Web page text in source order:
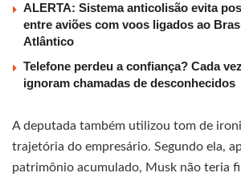
ALERTA: Sistema anticolisão evita
entre aviões com voos ligados ao
Atlântico
Telefone perdeu a confiança? Cada
ignoram chamadas de desconhecidos
A deputada também utilizou tom de
trajetória do empresário. Segundo ela,
patrimônio acumulado, Musk não teria